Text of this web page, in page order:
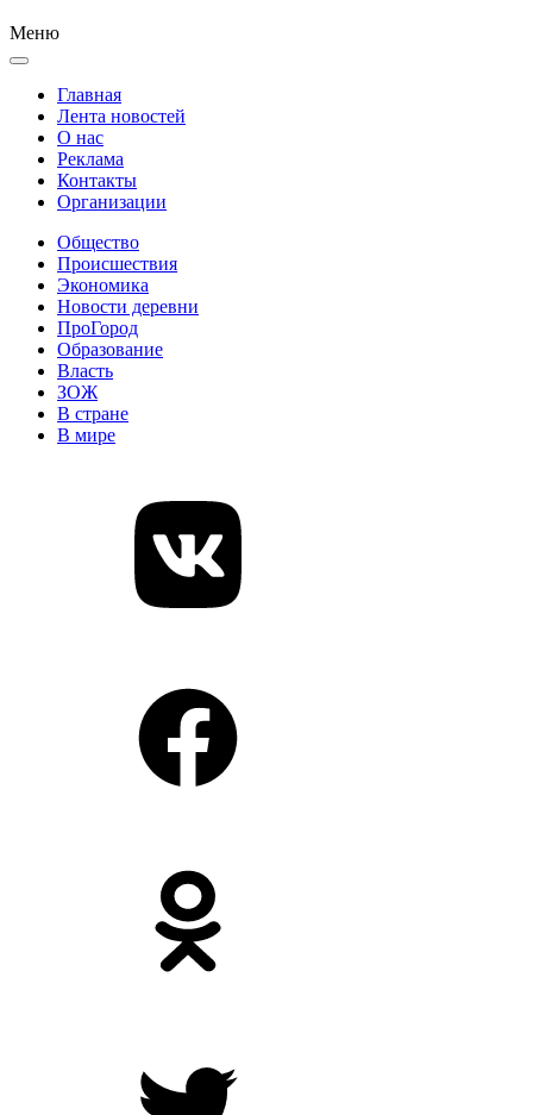
Меню
Главная
Лента новостей
О нас
Реклама
Контакты
Организации
Общество
Происшествия
Экономика
Новости деревни
ПроГород
Образование
Власть
ЗОЖ
В стране
В мире